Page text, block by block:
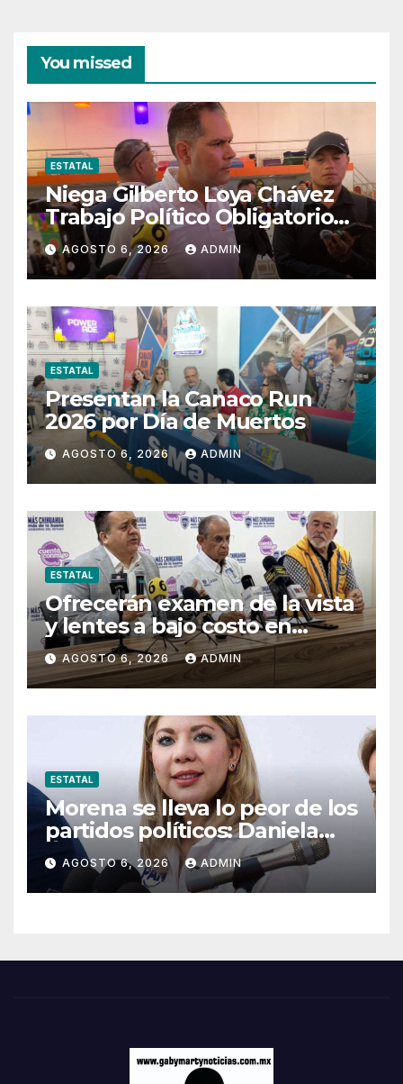
You missed
ESTATAL
Niega Gilberto Loya Chávez
Trabajo Político Obligatorio
De Exempleados De SSPE
AGOSTO 6, 2026 ADMIN
ESTATAL
Presentan la Canaco Run
2026 por Día de Muertos
AGOSTO 6, 2026 ADMIN
ESTATAL
Ofrecerán examen de la vista
y lentes a bajo costo en
Pueblito Mexicano
AGOSTO 6, 2026 ADMIN
ESTATAL
Morena se lleva lo peor de los
partidos políticos: Daniela
Álvarez
AGOSTO 6, 2026 ADMIN